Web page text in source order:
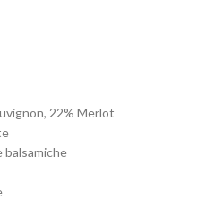
22% Merlot
balsamiche